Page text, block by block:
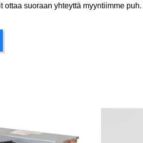
ottaa suoraan yhteyttä myyntiimme puh.